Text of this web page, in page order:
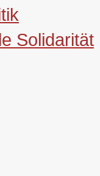
Solidarität